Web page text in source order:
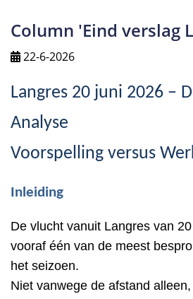
Column 'Eind verslag
22-6-2026
Langres 20 juni 2026 –
Analyse
Voorspelling versus
Inleiding
De vlucht vanuit Langres van
vooraf één van de meest
het seizoen.
Niet vanwege de afstand alleen,